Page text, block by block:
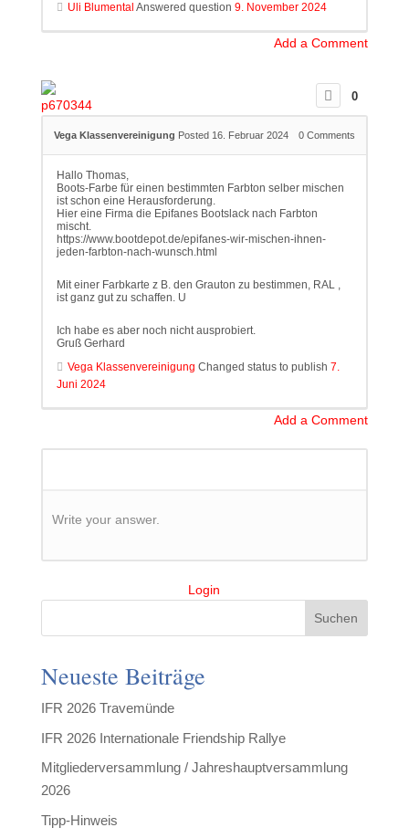
Uli Blumental Answered question 9. November 2024
Add a Comment
0
Vega Klassenvereinigung Posted 16. Februar 2024 0 Comments
Hallo Thomas,
Boots-Farbe für einen bestimmten Farbton selber mischen
ist schon eine Herausforderung.
Hier eine Firma die Epifanes Bootslack nach Farbton
mischt.
https://www.bootdepot.de/epifanes-wir-mischen-ihnen-
jeden-farbton-nach-wunsch.html
Mit einer Farbkarte z B. den Grauton zu bestimmen, RAL ,
ist ganz gut zu schaffen. U
Ich habe es aber noch nicht ausprobiert.
Gruß Gerhard
Vega Klassenvereinigung Changed status to publish 7.
Juni 2024
Add a Comment
Write your answer.
Login
Suchen
Neueste Beiträge
IFR 2026 Travemünde
IFR 2026 Internationale Friendship Rallye
Mitgliederversammlung / Jahreshauptversammlung
2026
Tipp-Hinweis